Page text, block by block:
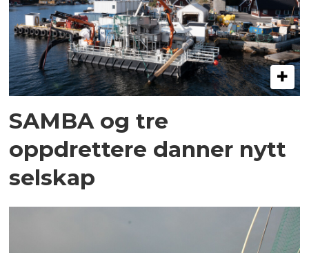
SAMBA og tre
oppdrettere danner nytt
selskap